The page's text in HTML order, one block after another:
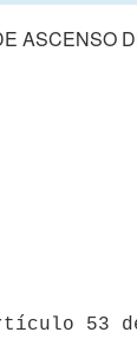
ASCENSO